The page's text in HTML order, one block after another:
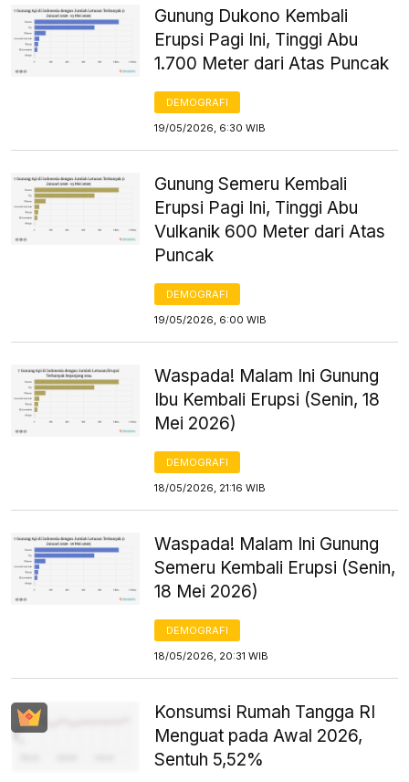
Gunung Dukono Kembali
Erupsi Pagi Ini, Tinggi Abu
1.700 Meter dari Atas Puncak
DEMOGRAFI
19/05/2026, 6:30 WIB
Gunung Semeru Kembali
Erupsi Pagi Ini, Tinggi Abu
Vulkanik 600 Meter dari Atas
Puncak
DEMOGRAFI
19/05/2026, 6:00 WIB
Waspada! Malam Ini Gunung
Ibu Kembali Erupsi (Senin, 18
Mei 2026)
DEMOGRAFI
18/05/2026, 21:16 WIB
Waspada! Malam Ini Gunung
Semeru Kembali Erupsi (Senin,
18 Mei 2026)
DEMOGRAFI
18/05/2026, 20:31 WIB
Konsumsi Rumah Tangga RI
Menguat pada Awal 2026,
Sentuh 5,52%